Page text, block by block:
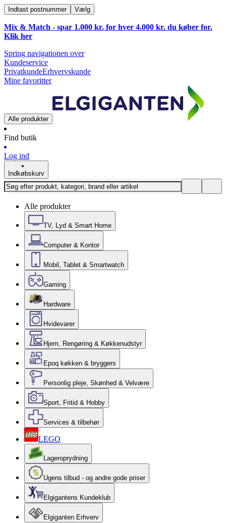
Indtast postnummer Vælg
Mix & Match - spar 1.000 kr. for hver 4.000 kr. du køber for.
Klik her
Spring navigationen over
Kundeservice
PrivatkundeErhvervskunde
Mine favoritter
Alle produkter
Find butik
Log ind
Indkøbskurv
Alle produkter
TV, Lyd & Smart Home
Computer & Kontor
Mobil, Tablet & Smartwatch
Gaming
Hardware
Hvidevarer
Hjem, Rengøring & Køkkenudstyr
Epoq køkken & bryggers
Personlig pleje, Skønhed & Velvære
Sport, Fritid & Hobby
Services & tilbehør
LEGO
Lageroprydning
Ugens tilbud - og andre gode priser
Elgigantens Kundeklub
Elgiganten Erhverv